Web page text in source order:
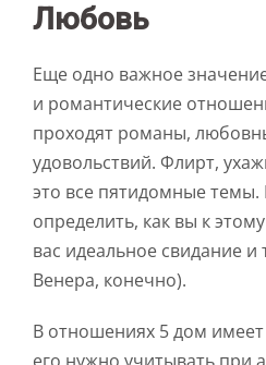
Любовь
Еще одно важное
и романтические
проходят романы,
удовольствий. Флирт,
это все пятидомные
определить, как вы к
вас идеальное свидание и
Венера, конечно).
В отношениях 5 дом